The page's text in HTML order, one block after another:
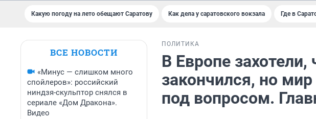
Какую погоду на лето обещают Саратову Как дела у саратовского вокзала Где в
ВСЕ НОВОСТИ
«Минус — слишком много
спойлеров»: российский
ниндзя-скульптор снялся в
сериале «Дом Дракона».
Видео
ПОЛИТИКА
В Европе
закончился, но
под вопросом.